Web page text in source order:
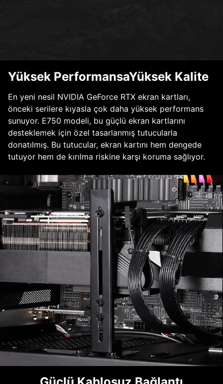
Yüksek PerformansaYüksek Kalite
En yeni nesil NVIDIA GeForce RTX ekran kartları,
önceki serilere kıyasla çok daha yüksek performans
sunuyor. E750 modeli, bu güçlü ekran kartlarını
desteklemek için özel tasarlanmış tutucularla
donatılmış. Bu tutucular, ekran kartını hem dengede
tutuyor hem de kırılma riskine karşı koruma sağlıyor.